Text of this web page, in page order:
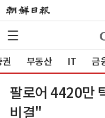
부동산 IT 금
팔로어 4420만
비결"